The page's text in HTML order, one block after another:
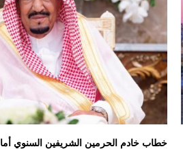
خطاب خادم الحرمين الشريفين السنوي